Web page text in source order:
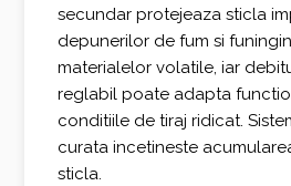
secundar protejeaza sticla
depunerilor de fum si
materialelor volatile, iar
reglabil poate adapta
conditiile de tiraj ridicat.
curata incetineste
sticla.